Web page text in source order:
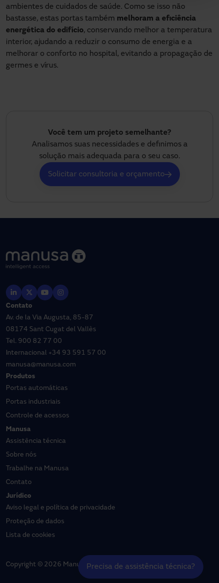
Precisa de assistência técnica?
ambientes de cuidados de saúde. Como se isso não
bastasse, estas portas também melhoram a eficiência
energética do edifício, conservando melhor a temperatura
interior, ajudando a reduzir o consumo de energia e a
melhorar o conforto no hospital, evitando a propagação de
germes e vírus.
Você tem um projeto semelhante?
Analisamos suas necessidades e definimos a
solução mais adequada para o seu caso.
Solicitar consultoria e orçamento
Contato
Av. de la Via Augusta, 85-87
08174 Sant Cugat del Vallès
Tel. 900 82 77 00
Internacional +34 93 591 57 00
manusa@manusa.com
Produtos
Portas automáticas
Portas industriais
Controle de acessos
Manusa
Assistência técnica
Sobre nós
Trabalhe na Manusa
Contato
Jurídico
Aviso legal e política de privacidade
Proteção de dados
Lista de cookies
Copyright © 2026 Manusa | Todos os direitos reservados